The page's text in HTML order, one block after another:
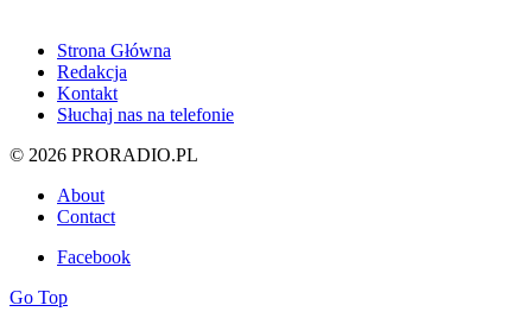
Strona Główna
Redakcja
Kontakt
Słuchaj nas na telefonie
© 2026 PRORADIO.PL
About
Contact
Facebook
Go Top